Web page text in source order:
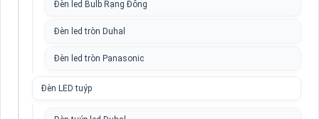
Đèn led Bulb Rạng Đông
Đèn led tròn Duhal
Đèn led tròn Panasonic
Đèn LED tuýp